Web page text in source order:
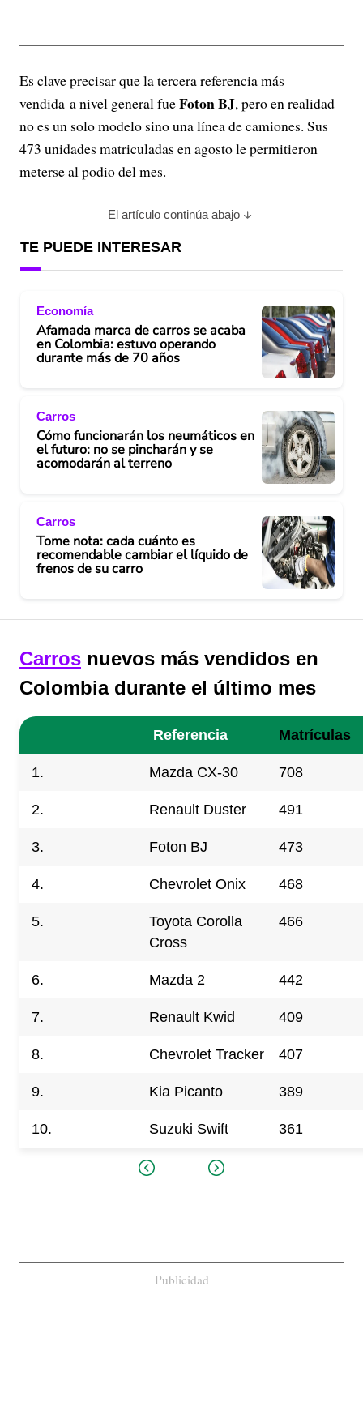
Es clave precisar que la tercera referencia más
vendida a nivel general fueFoton BJ, peroen realidad
no es un solo modelo sino una línea de camiones. Sus
473 unidades matriculadas en agosto le permitieron
meterse al podio del mes.
El artículo continúa abajo
TE PUEDE INTERESAR
Economía
Afamada marca de carros se acaba
en Colombia: estuvo operando
durante más de 70 años
Carros
Cómo funcionarán los neumáticos en
el futuro: no se pincharán y se
acomodarán al terreno
Carros
Tome nota: cada cuánto es
recomendable cambiar el líquido de
frenos de su carro
Carros nuevos más vendidos en
Colombia durante el último mes
Referencia Matrículas
1. Mazda CX-30 708
2. Renault Duster 491
3. Foton BJ 473
4. Chevrolet Onix 468
5.
Toyota Corolla
Cross
466
6. Mazda 2 442
7. Renault Kwid 409
8. Chevrolet Tracker 407
9. Kia Picanto 389
10. Suzuki Swift 361
Publicidad